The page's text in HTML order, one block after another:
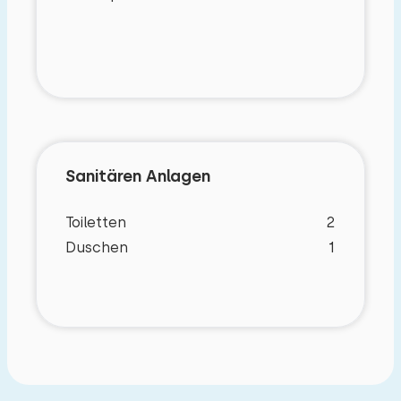
Sanitären Anlagen
Toiletten
2
Duschen
1